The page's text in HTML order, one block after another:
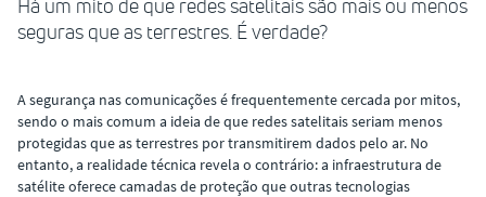
Há um mito de que redes satelitais são mais ou menos
seguras que as terrestres. É verdade?
A segurança nas comunicações é frequentemente cercada por mitos,
sendo o mais comum a ideia de que redes satelitais seriam menos
protegidas que as terrestres por transmitirem dados pelo ar. No
entanto, a realidade técnica revela o contrário: a infraestrutura de
satélite oferece camadas de proteção que outras tecnologias